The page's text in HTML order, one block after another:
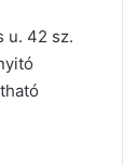
u. 42 sz.